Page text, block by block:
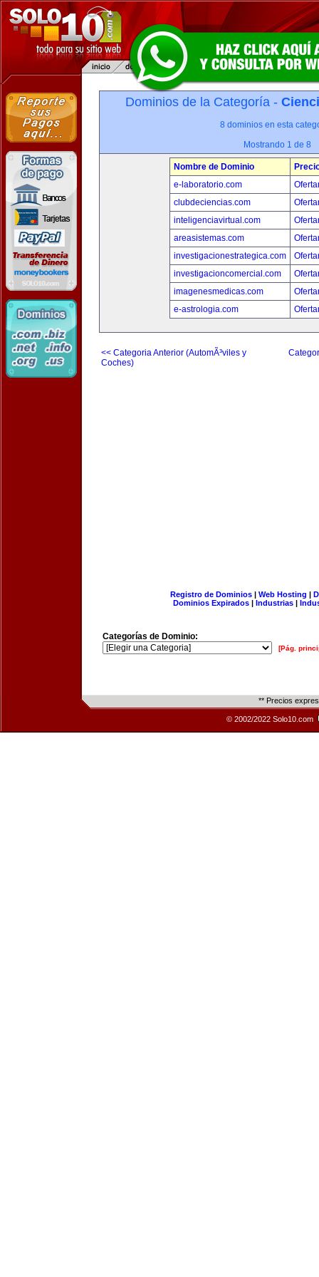
Dominios de la Categoría -
8 dominios en esta
Mostrando 1 de 8
Nombre de Dominio
e-laboratorio.com
clubdeciencias.com
inteligenciavirtual.com
areasistemas.com
investigacionestrategica.com
investigacioncomercial.com
imagenesmedicas.com
e-astrologia.com
<< Categoria Anterior (AutomÃ³viles y
Coches)
Registro de Dominios| Web Hosting |
Dominios Expirados | Industrias |
Categorías de Dominio:
[Pág.
** Precios
© 2002/2022 Solo10.com